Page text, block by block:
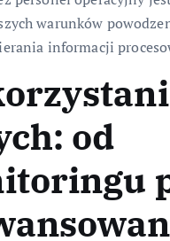
warunków
informacji
od